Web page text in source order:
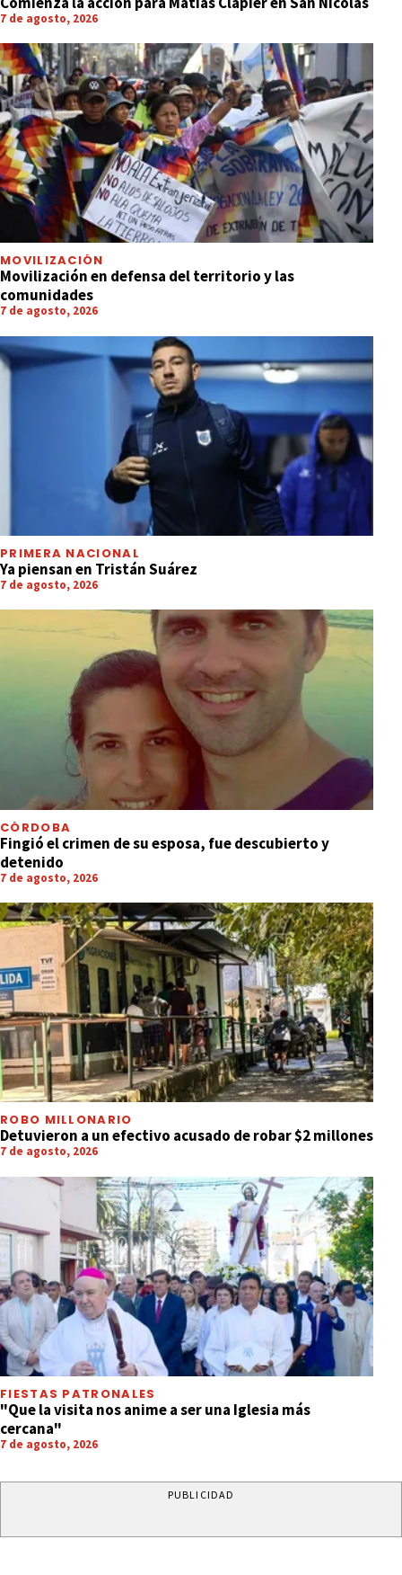
7 de agosto, 2026
MOVILIZACIÓN
Movilización en defensa del territorio y las
comunidades
7 de agosto, 2026
PRIMERA NACIONAL
Ya piensan en Tristán Suárez
7 de agosto, 2026
CÓRDOBA
Fingió el crimen de su esposa, fue descubierto y
detenido
7 de agosto, 2026
ROBO MILLONARIO
Detuvieron a un efectivo acusado de robar $2 millones
7 de agosto, 2026
FIESTAS PATRONALES
"Que la visita nos anime a ser una Iglesia más
cercana"
7 de agosto, 2026
PUBLICIDAD